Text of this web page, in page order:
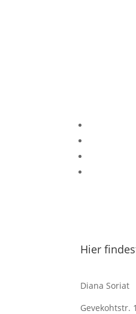
Hier
Diana Soriat
Gevekohtstr.